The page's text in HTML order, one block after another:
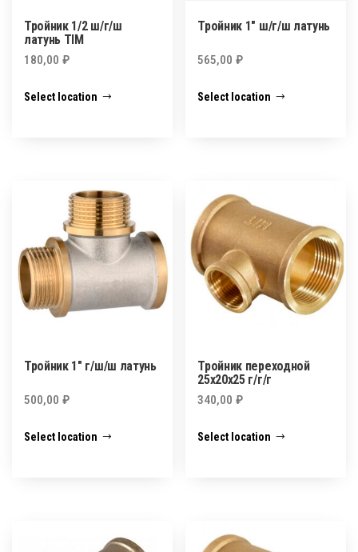
Тройник 1/2 ш/г/ш
латунь TIM
180,00 ₽
Select location
Тройник 1″ ш/г/ш латунь
565,00₽
Select location
Тройник 1″ г/ш/ш латунь
500,00 ₽
Select location
Тройник переходной
25х20х25 г/г/г
340,00₽
Select location